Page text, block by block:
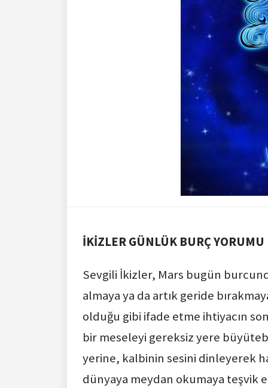
İKİZLER GÜNLÜK BURÇ YORUMU
Sevgili İkizler, Mars bugün
almaya ya da artık geride
olduğu gibi ifade etme ihtiyacın
bir meseleyi gereksiz yere
yerine, kalbinin sesini dinleyerek
dünyaya meydan okumaya teşvik